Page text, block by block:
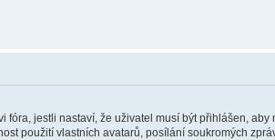
fóra, jestli nastaví, že uživatel musí být přihlášen,
použití vlastních avatarů, posílání soukromých